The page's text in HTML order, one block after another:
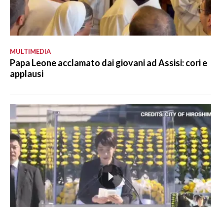
MULTIMEDIA
Papa Leone acclamato dai giovani ad Assisi: cori e
applausi